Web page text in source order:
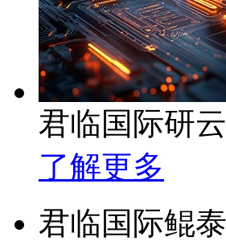
君临国际研
了解更多
君临国际鲲泰